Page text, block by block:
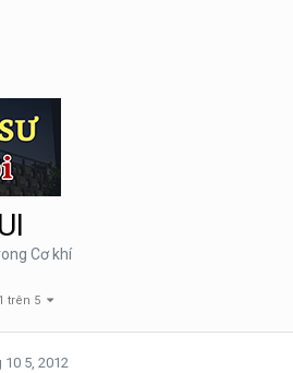
Cơ khí
trên 5
10 5, 2012